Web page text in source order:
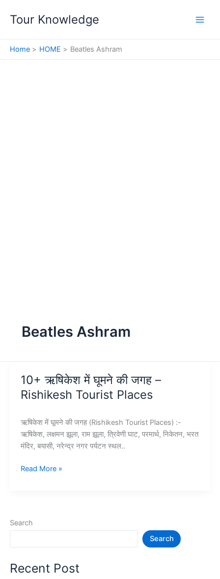
Tour Knowledge
Home HOME Beatles Ashram
Beatles Ashram
10+ ऋषिकेश में घूमने की जगह –
Rishikesh Tourist Places
ऋषिकेश में घूमने की जगह (Rishikesh Tourist Places) :-
ऋषिकेश, लक्षमन झूला, राम झूला, त्रिवेणी घाट, परमार्थ, निकेतन, भरत
मंदिर, बयासी, नरेन्द्र नगर पर्यटन स्थल..
10+
जगह
Places
Read More »
Search
Search
Recent Post